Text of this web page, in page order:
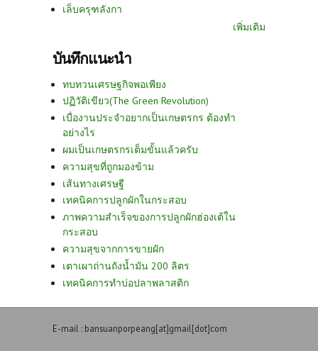
เล็บครุฑลังกา
เพิ่มเติม
บันทึกแนะนำ
ทบทวนเศรษฐกิจพอเพียง
ปฏิวัติเขียว(The Green Revolution)
เบื่องานประจำอยากเป็นเกษตรกร ต้องทำ
อย่างไร
ผมเป็นเกษตรกรเต็มขั้นแล้วครับ
ความสุขที่ถูกมองข้าม
เส้นทางเศรษฐี
เทคนิคการปลูกผักในกระสอบ
ภาพความสำเร็จของการปลูกผักฮ่องเต้ใน
กระสอบ
ความสุขจากการขายผัก
เตาเผาถ่านถังน้ำมัน 200 ลิตร
เทคนิคการทำบ่อปลาพลาสติก
E-mail : bansuanporpeang[at]gmail[dot]com